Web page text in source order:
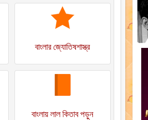
বাংলার জ্যোতিষশাস্ত্র
বাংলায় লাল কিতাব পড়ুন